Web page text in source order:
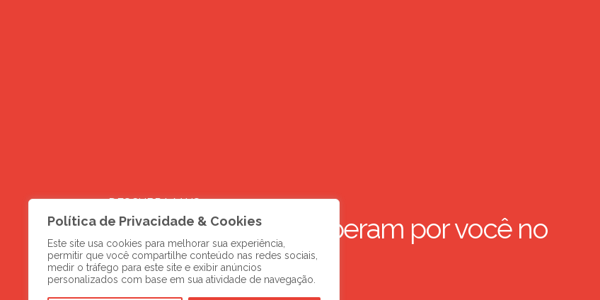
Política de Privacidade & Cookies
Este site usa cookies para melhorar sua experiência,
permitir que você compartilhe conteúdo nas redes sociais,
medir o tráfego para este site e exibir anúncios
personalizados com base em sua atividade de navegação.
DESCUBRA MAIS
Novos negócios esperam por você no
digital